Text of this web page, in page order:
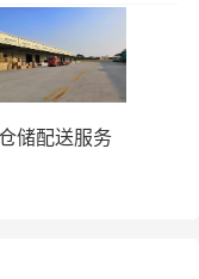
储配送服务